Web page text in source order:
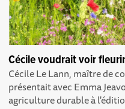
Cécile voudrait voir
Cécile Le Lann, maître de
présentait avec Emma
agriculture durable à